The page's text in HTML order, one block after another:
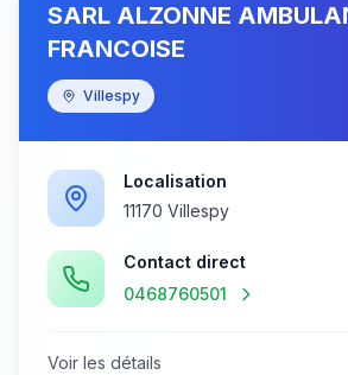
SARL ALZONNE
FRANCOISE
Villespy
Localisation
11170 Villespy
Contact direct
0468760501
Voir les détails